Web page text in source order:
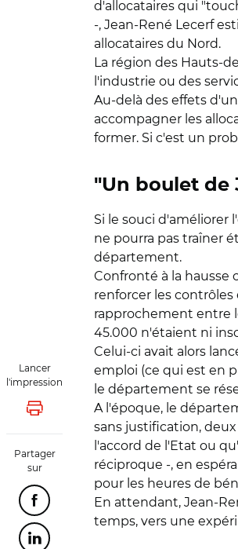
Lancer
l'impression
Lancer l'impression
Partager
sur
Partager cette page sur Facebook
Partager cette page sur Linkedin
d'allocataires qui
-, Jean-René Lecerf
allocataires du Nord.
La région des Hauts-
l'industrie ou des
Au-delà des effets
accompagner les
former. Si c'est un
"Un boulet de
Si le souci d'améliorer
ne pourra pas traîner
département.
Confronté à la hausse
renforcer les
rapprochement entre
45.000 n'étaient ni
Celui-ci avait alors
emploi (ce qui est en
le département se
A l'époque, le
sans justification,
l'accord de l'Etat ou
réciproque -, en
pour les heures de
En attendant, Jean-
temps, vers une